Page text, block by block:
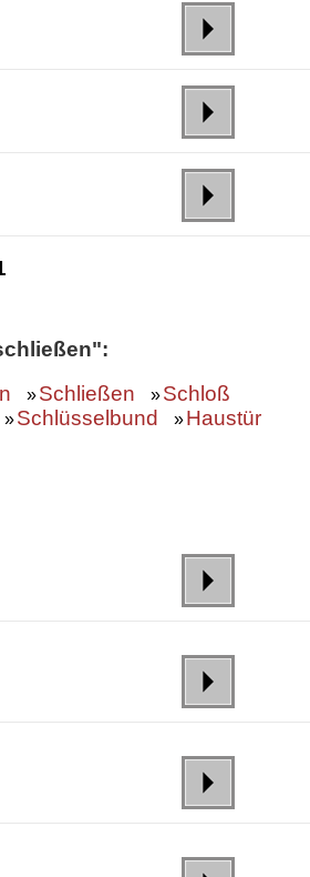
»Schließen »Schloß
»Schlüsselbund »Haustür